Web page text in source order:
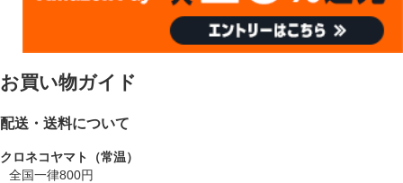
お買い物ガイド
配送・送料について
クロネコヤマト（常温）
全国一律800円